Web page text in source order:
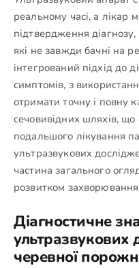
реальному часі, а лікар
підтвердження
які не завжди бачні на
інтегрований підхід до
симптомів, з
отримати точну і повну
сечовивідних шляхів,
подальшого лікування
ультразвукових
частина загального
розвитком захворювання
Діагностичне
ультразвукових
черевної